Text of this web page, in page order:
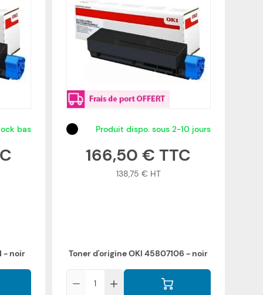
bas
- noir
Produit dispo. sous 2-10 jours
166,50 €
138,75 €
Toner d'origine OKI 45807106 - noir